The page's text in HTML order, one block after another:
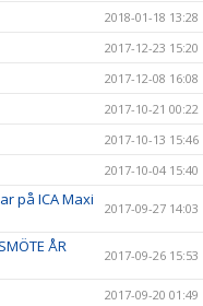
2018-01-18 13:28
2017-12-23 15:20
2017-12-08 16:08
2017-10-21 00:22
2017-10-13 15:46
2017-10-04 15:40
på ICA Maxi
2017-09-27 14:03
ÅR
2017-09-26 15:53
2017-09-20 01:49